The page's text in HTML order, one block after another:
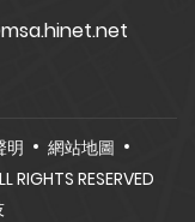
明
網站地圖
RESERVED